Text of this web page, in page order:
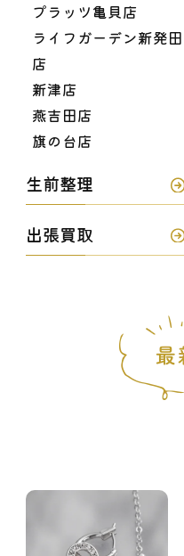
プラッツ亀貝店
ライフガーデン新発田
店
新津店
燕吉田店
旗の台店
生前整理
出張買取